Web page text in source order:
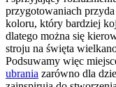
przygotowaniach
koloru, który bardziej
dlatego można się
stroju na święta
Podsuwamy więc
ubrania zarówno dla